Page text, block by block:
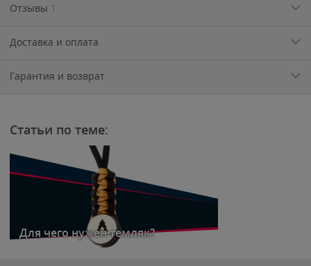
Отзывы 1
Доставка и оплата
Гарантия и возврат
Статьи по теме:
Для чего нужен темляк?